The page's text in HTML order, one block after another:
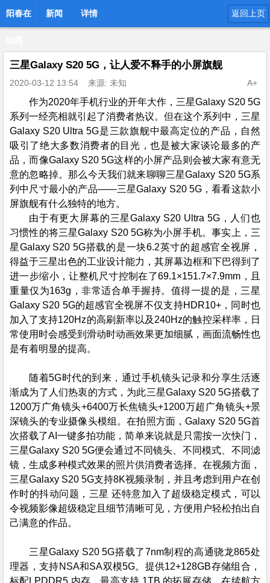
阳春在 新闻 详情 返回上页
三星Galaxy S20 5G，让人爱不释手的小屏旗舰
2020-03-12 13:54 来源: 未知 A+
作为2020年手机行业的开年大作，三星Galaxy S20 5G
系列一经亮相就引起了消费者热议。但在这个系列中，三星
Galaxy S20 Ultra 5G是三款旗舰中最高定位的产品，自然
吸引了绝大多数消费者的目光，也是被大家谈论最多的产
品，而像Galaxy S20 5G这样的小屏产品则会被大家有意无
意的忽略掉。那么今天我们就来聊聊三星Galaxy S20 5G系
列中尺寸最小的产品——三星Galaxy S20 5G，看看这款小
屏旗舰有什么独特的地方。
由于有更大屏幕的三星Galaxy S20 Ultra 5G，人们也
习惯性的将三星Galaxy S20 5G称为小屏手机。事实上，三
星Galaxy S20 5G搭载的是一块6.2英寸的超感官全视屏，
得益于三星出色的工业设计能力，其屏幕边框和下巴得到了
进一步缩小，让整机尺寸控制在了69.1×151.7×7.9mm，且
重量仅为163g，非常适合单手握持。值得一提的是，三星
Galaxy S20 5G的超感官全视屏不仅支持HDR10+，同时也
加入了支持120Hz的高刷新率以及240Hz的触控采样率，日
常使用时会感受到滑动时动画效果更加细腻，画面流畅性也
是有着明显的提高。
随着5G时代的到来，通过手机镜头记录和分享生活逐
渐成为了人们热衷的方式，为此三星Galaxy S20 5G搭载了
1200万广角镜头+6400万长焦镜头+1200万超广角镜头+景
深镜头的专业摄像头模组。在拍照方面，Galaxy S20 5G首
次搭载了AI一键多拍功能，简单来说就是只需按一次快门，
三星Galaxy S20 5G便会通过不同镜头、不同模式、不同滤
镜，生成多种模式效果的照片供消费者选择。在视频方面，
三星Galaxy S20 5G支持8K视频录制，并且考虑到用户在创
作时的抖动问题，三星 还特意加入了超级稳定模式，可以
令视频影像超级稳定且细节清晰可见，方便用户轻松拍出自
己满意的作品。
三星Galaxy S20 5G搭载了7nm制程的高通骁龙865处
理器，支持NSA和SA双模5G。提供12+128GB存储组合，
标配LPDDR5 内存，最高支持 1TB 的拓展存储。在续航方